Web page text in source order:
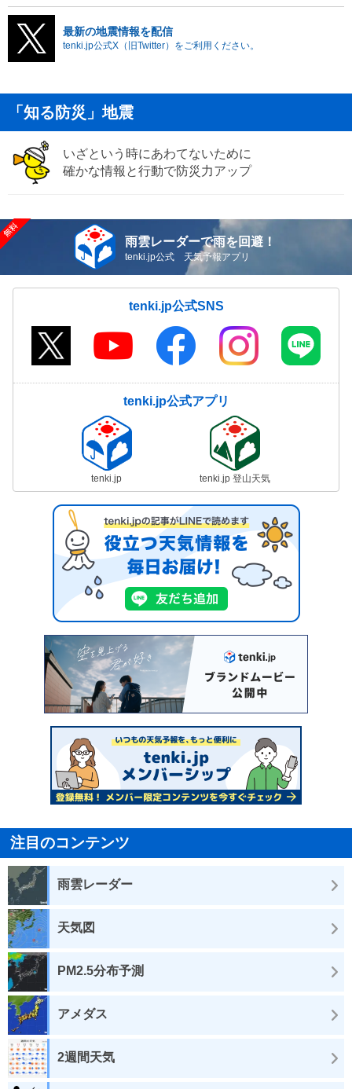
最新の地震情報を配信
tenki.jp公式X（旧Twitter）をご利用ください。
「知る防災」地震
いざという時にあわてないために
確かな情報と行動で防災力アップ
雨雲レーダーで雨を回避！
tenki.jp公式 天気予報アプリ
tenki.jp公式SNS
tenki.jp公式アプリ
tenki.jp tenki.jp 登山天気
注目のコンテンツ
雨雲レーダー
天気図
PM2.5分布予測
アメダス
2週間天気